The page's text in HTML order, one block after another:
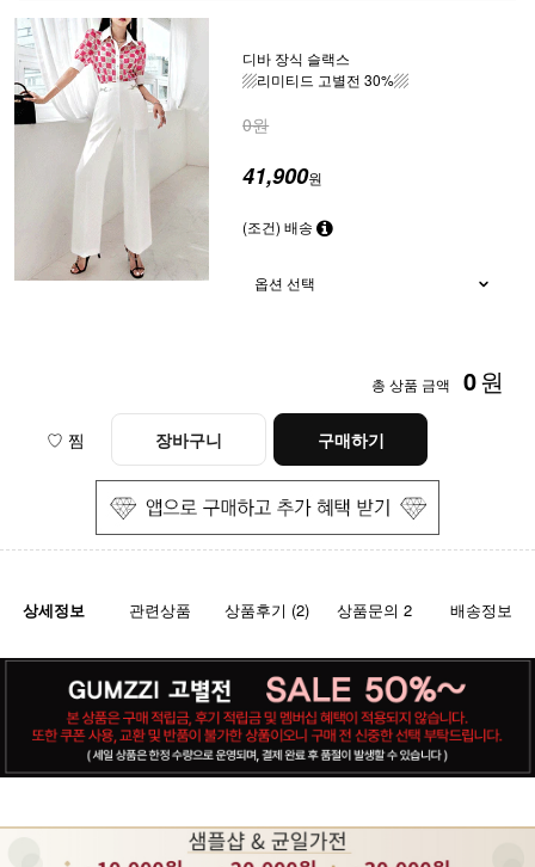
디바 장식 슬랙스
▨리미티드 고별전 30%▨
0원
41,900원
(조건) 배송
총 상품 금액 0원
♡ 찜 장바구니 구매하기
상세정보 관련상품 상품후기 (2) 상품문의 2 배송정보